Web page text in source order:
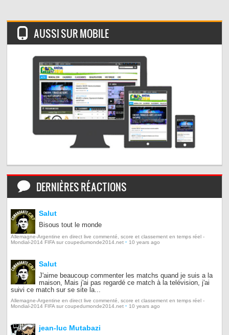
AUSSI SUR MOBILE
DERNIÈRES RÉACTIONS
Salut
Bisous tout le monde
Allemagne-Argentine en direct live commenté, score et classement en temps réel -
Mondial-2014 FIFA sur coupedumonde2014.net · 10 years ago
Salut
J'aime beaucoup commenter les matchs quand je suis a la
maison, Mais j'ai pas regardé ce match à la telévision, j'ai
suivi ce match sur se site la...
Allemagne-Argentine en direct live commenté, score et classement en temps réel -
Mondial-2014 FIFA sur coupedumonde2014.net · 10 years ago
jean-luc Mutabazi